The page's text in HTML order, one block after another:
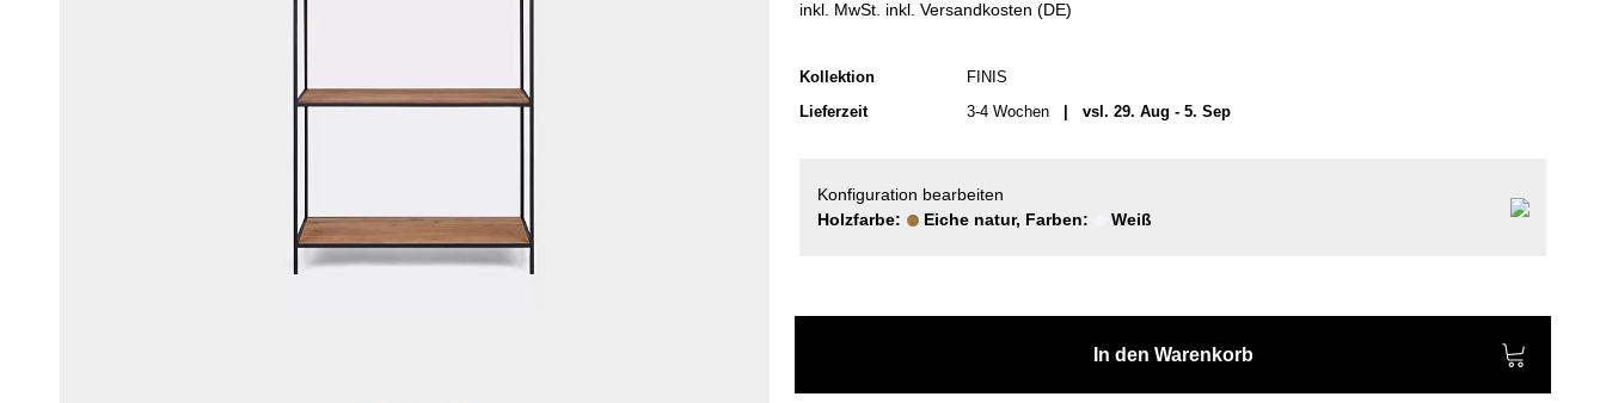
inkl. MwSt. inkl. Versandkosten (DE)
Kollektion
FINIS
Lieferzeit
3-4 Wochen | vsl. 29. Aug - 5. Sep
Konfiguration bearbeiten
Holzfarbe:
Eiche natur, Farben: Weiß
In den Warenkorb